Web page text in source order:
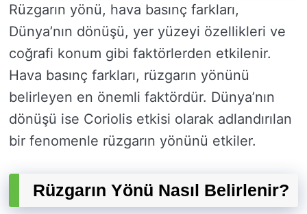
Rüzgarın yönü, hava basınç farkları,
Dünya’nın dönüşü, yer yüzeyi özellikleri ve
coğrafi konum gibi faktörlerden etkilenir.
Hava basınç farkları, rüzgarın yönünü
belirleyen en önemli faktördür. Dünya’nın
dönüşü ise Coriolis etkisi olarak adlandırılan
bir fenomenle rüzgarın yönünü etkiler.
Rüzgarın Yönü Nasıl Belirlenir?